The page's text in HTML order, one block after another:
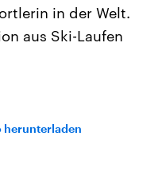
in der Welt.
aus Ski-Laufen
herunterladen